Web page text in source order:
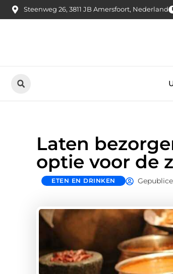
Steenweg 26, 3811 JB Amersfoort, Nederland
Laten
optie voor de
ETEN EN DRINKEN